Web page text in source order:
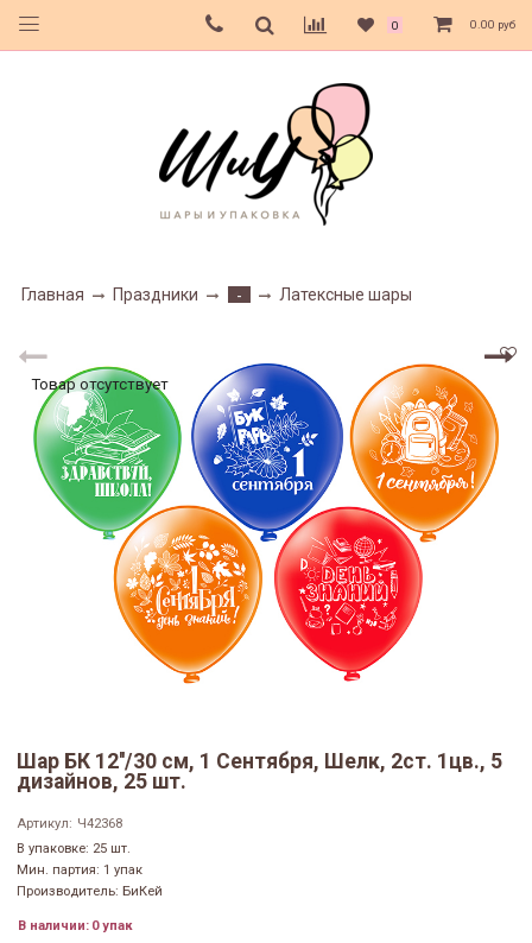
0 0.00 руб
Главная Праздники - Латексные шары
Товар отсутствует
Шар БК 12''/30 см, 1 Сентября, Шелк, 2ст. 1цв., 5
дизайнов, 25 шт.
Артикул: Ч42368
В упаковке: 25 шт.
Мин. партия: 1 упак
Производитель: БиКей
В наличии: 0 упак